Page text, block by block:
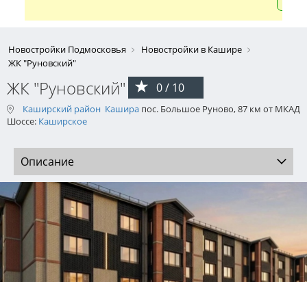
Новостройки Подмосковья
Новостройки в Кашире
ЖК "Руновский"
ЖК "Руновский" 0 / 10
Каширский район Кашира пос. Большое Руново, 87 км от МКАД
Шоссе: Каширское
Описание